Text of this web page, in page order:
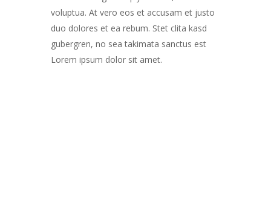
voluptua. At vero eos et accusam et justo
duo dolores et ea rebum. Stet clita kasd
gubergren, no sea takimata sanctus est
Lorem ipsum dolor sit amet.